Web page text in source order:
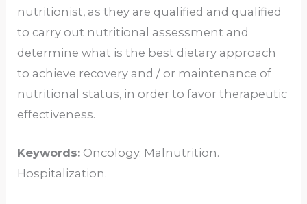
nutritionist, as they are qualified and qualified
to carry out nutritional assessment and
determine what is the best dietary approach
to achieve recovery and / or maintenance of
nutritional status, in order to favor therapeutic
effectiveness.
Keywords: Oncology. Malnutrition.
Hospitalization.